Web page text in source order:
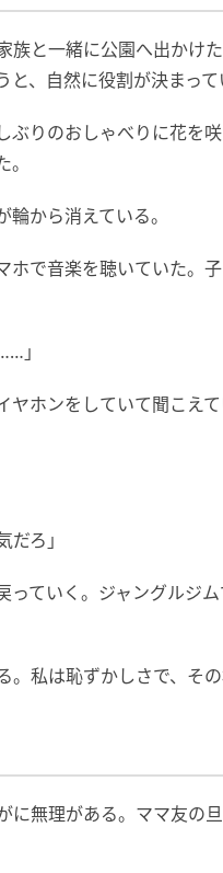
族と一緒に公園へ出かけ
、自然に役割が決まって
ぶりのおしゃべりに花を
から消えている。
ホで音楽を聴いていた。
」
ホンをしていて聞こえ
ろ」
っていく。ジャングルジ
。私は恥ずかしさで、そ
に無理がある。ママ友の